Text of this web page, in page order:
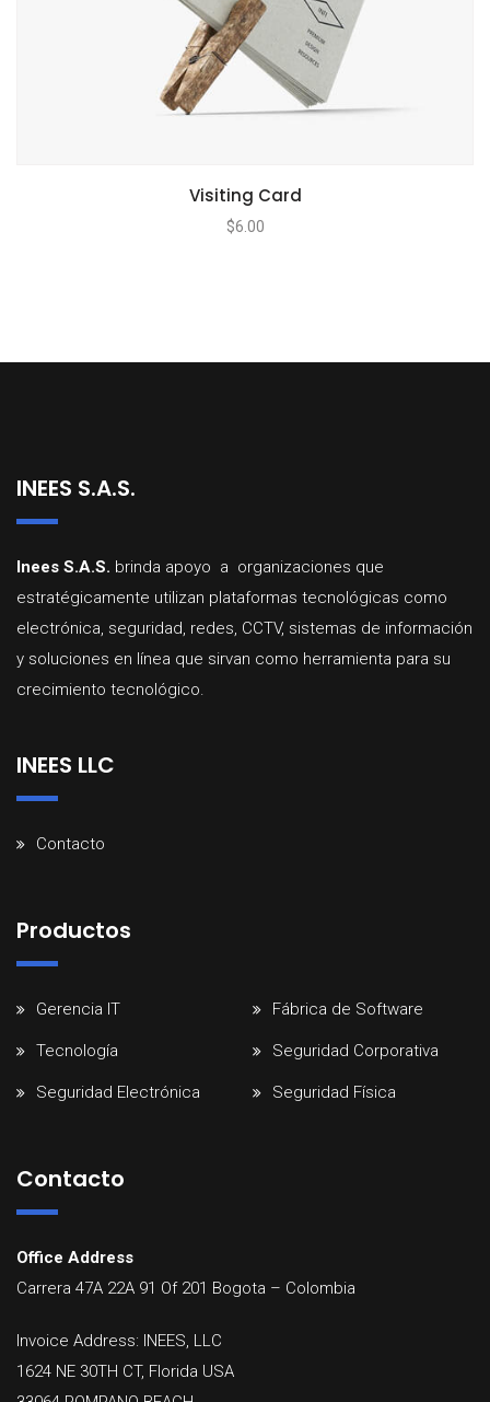
Visiting Card
$6.00
INEES S.A.S.
Inees S.A.S. brinda apoyo a organizaciones que
estratégicamente utilizan plataformas tecnológicas como
electrónica, seguridad, redes, CCTV, sistemas de información
y soluciones en línea que sirvan como herramienta para su
crecimiento tecnológico
INEES LLC
Contacto
Productos
Gerencia IT Fábrica de Software
Tecnología Seguridad Corporativa
Seguridad Electrónica Seguridad Física
Contacto
Office Address
Carrera 47A 22A 91 Of 201 Bogota – Colombia
Invoice Address: INEES, LLC
1624 NE 30TH CT, Florida USA